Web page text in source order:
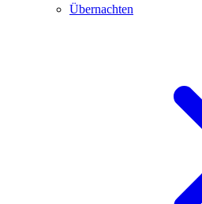
Übernachten